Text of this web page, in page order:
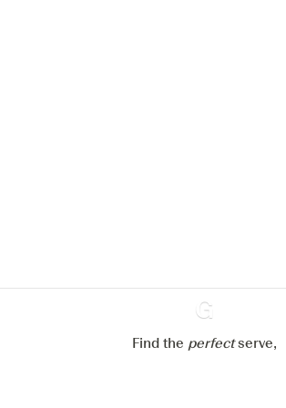
Ginventory
Find the perfectserve,